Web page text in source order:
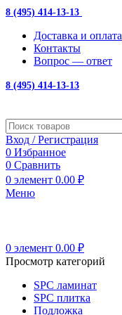
8 (495) 414-13-13
Доставка и оплата
Контакты
Вопрос — ответ
8 (495) 414-13-13
Вход / Регистрация
0 Избранное
0 Сравнить
0 элемент 0.00 ₽
Меню
0 элемент 0.00 ₽
Просмотр категорий
SPC ламинат
SPC плитка
Подложка